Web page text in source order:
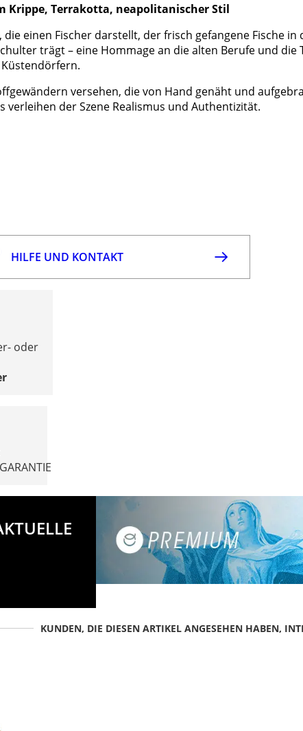
Krippe, Terrakotta, neapolitanischer Stil
einen Fischer darstellt, der frisch gefangene Fische in
trägt – eine Hommage an die alten Berufe und die
versehen, die von Hand genäht und
verleihen der Szene Realismus und Authentizität.
HILFE UND KONTAKT
oder
KUNDEN, DIE DIESEN ARTIKEL ANGESEHEN HABEN,